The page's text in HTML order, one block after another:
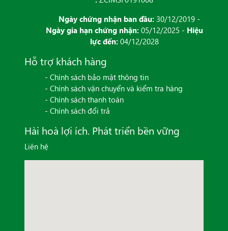
Ngày chứng nhận ban đầu: 30/12/2019 -
Ngày gia hạn chứng nhận:05/12/2025 - Hiệu
lực đến:04/12/2028
Hỗ trợ khách hàng
- Chính sách bảo mật thông tin
- Chính sách vận chuyển và kiểm tra hàng
- Chính sách thanh toán
- Chính sách đổi trả
Hài hoà lợi ích. Phát triển bền vững
Liên hệ